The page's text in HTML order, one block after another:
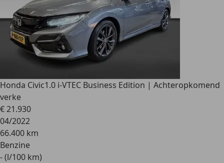
Honda Civic1.0 i-VTEC Business Edition | Achteropkomend
verke
€ 21.930
04/2022
66.400 km
Benzine
- (l/100 km)